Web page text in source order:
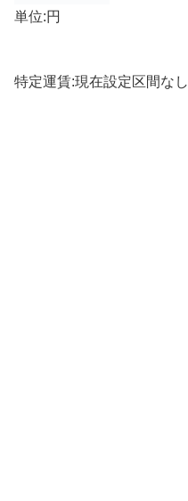
単位:円
特定運賃:現在設定区間なし